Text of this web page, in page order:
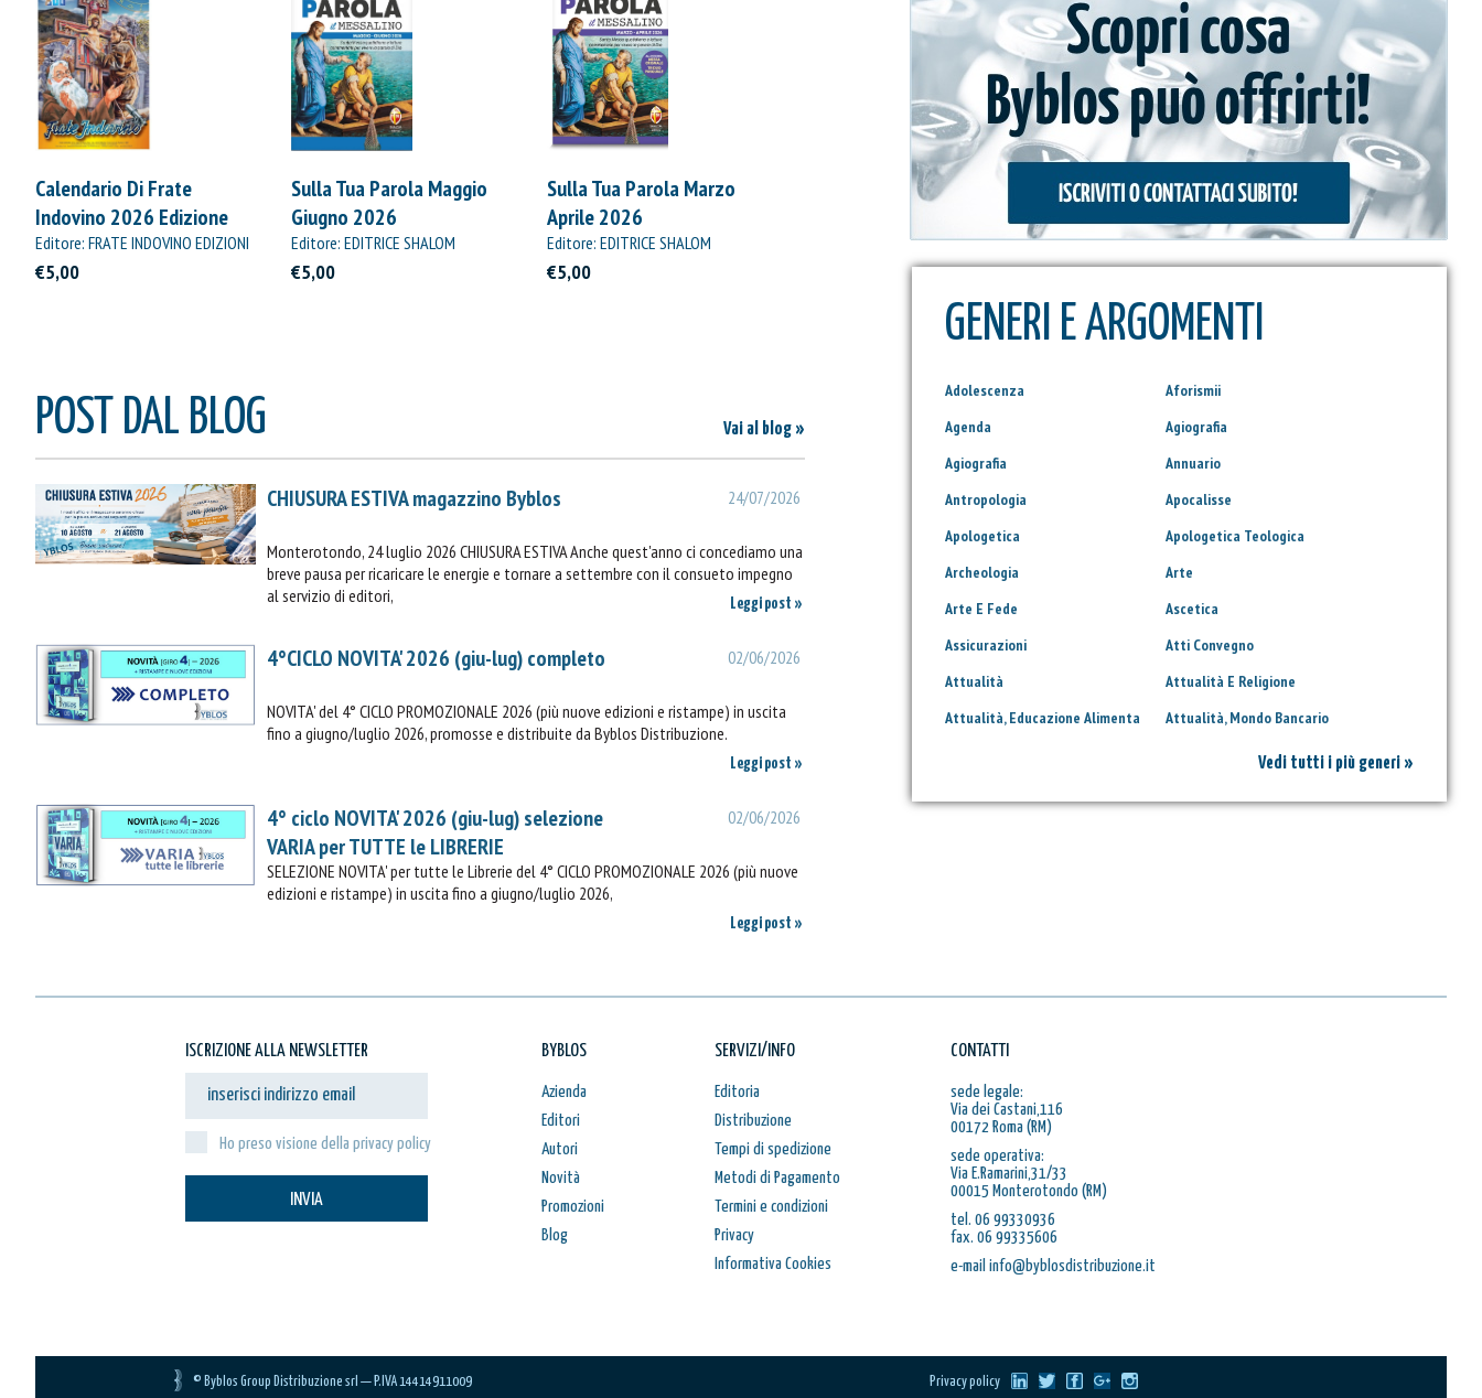
Calendario Di Frate
Indovino 2026 Edizione
Straordinaria
Editore: FRATE INDOVINO EDIZIONI
€5,00
Sulla Tua Parola Maggio
Giugno 2026
Editore: EDITRICE SHALOM
€5,00
Sulla Tua Parola Marzo
Aprile 2026
Editore: EDITRICE SHALOM
€5,00
POST DAL BLOG Vai al blog »
CHIUSURA ESTIVA magazzino Byblos 24/07/2026
Monterotondo, 24 luglio 2026 CHIUSURA ESTIVA Anche quest'anno ci concediamo una
breve pausa per ricaricare le energie e tornare a settembre con il consueto impegno
al servizio di editori,
Leggi post »
4°CICLO NOVITA' 2026 (giu-lug) completo 02/06/2026
NOVITA' del 4° CICLO PROMOZIONALE 2026 (più nuove edizioni e ristampe) in uscita
fino a giugno/luglio 2026, promosse e distribuite da Byblos Distribuzione.
Leggi post »
4° ciclo NOVITA' 2026 (giu-lug) selezione
VARIA per TUTTE le LIBRERIE
02/06/2026
SELEZIONE NOVITA' per tutte le Librerie del 4° CICLO PROMOZIONALE 2026 (più nuove
edizioni e ristampe) in uscita fino a giugno/luglio 2026,
Leggi post »
GENERI E ARGOMENTI
Adolescenza
Aforismii
Agenda
Agiografia
Agiografia
Annuario
Antropologia
Apocalisse
Apologetica
Apologetica Teologica
Archeologia
Arte
Arte E Fede
Ascetica
Assicurazioni
Atti Convegno
Attualità
Attualità E Religione
Attualità, Educazione Alimenta
Attualità, Mondo Bancario
Vedi tutti i più generi »
ISCRIZIONE ALLA NEWSLETTER
Ho preso visione della privacy policy
INVIA
BYBLOS
Azienda
Editori
Autori
Novità
Promozioni
Blog
SERVIZI/INFO
Editoria
Distribuzione
Tempi di spedizione
Metodi di Pagamento
Termini e condizioni
Privacy
Informativa Cookies
CONTATTI
sede legale:
Via dei Castani,116
00172 Roma (RM)
sede operativa:
Via E.Ramarini,31/33
00015 Monterotondo (RM)
tel. 06 99330936
fax. 06 99335606
e-mail info@byblosdistribuzione.it
© Byblos Group Distribuzione srl — P.IVA 14414911009 Privacy policy